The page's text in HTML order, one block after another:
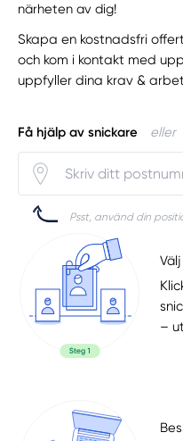
närheten av dig!
Skapa en kostnadsfri
och kom i kontakt med
uppfyller dina krav &
Få hjälp av snickare eller
Psst, använd din
–